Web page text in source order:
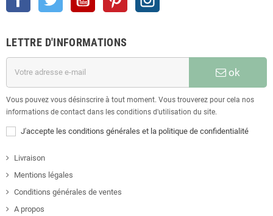
LETTRE D'INFORMATIONS
ok
Vous pouvez vous désinscrire à tout moment. Vous trouverez pour cela nos
informations de contact dans les conditions d'utilisation du site.
J'accepte les conditions générales et la politique de confidentialité
Livraison
Mentions légales
Conditions générales de ventes
A propos